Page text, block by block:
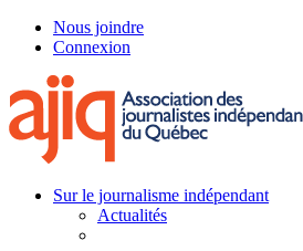
Skip
content
Nous joindre
Connexion
Menu
Sur le journalisme indépendant
Actualités